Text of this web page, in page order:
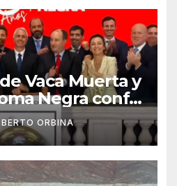
Vaca Muerta y
Negra confía
de laORBINA